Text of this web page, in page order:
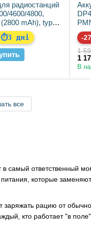
самый ответственный
которые
заряжать рацию от
кто работает "в поле".
радиостанций
4600/4800,
mAh), type-
⏱3 дні
c
-
1
1
В
все